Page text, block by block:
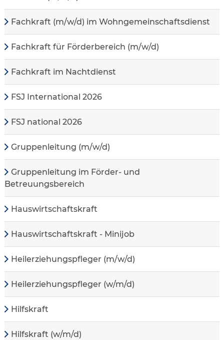
Fachkraft (m/w/d) im Wohngemeinschaftsdienst
Fachkraft für Förderbereich (m/w/d)
Fachkraft im Nachtdienst
FSJ International 2026
FSJ national 2026
Gruppenleitung (m/w/d)
Gruppenleitung im Förder- und
Betreuungsbereich
Hauswirtschaftskraft
Hauswirtschaftskraft - Minijob
Heilerziehungspfleger (m/w/d)
Heilerziehungspfleger (w/m/d)
Hilfskraft
Hilfskraft (w/m/d)